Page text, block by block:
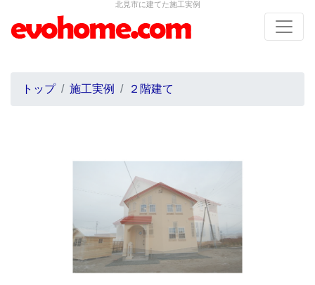
北見市に建てた施工実例
トップ 施工実例 ２階建て